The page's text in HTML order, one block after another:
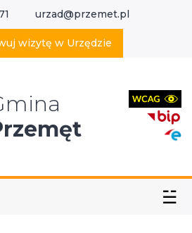
urzad@przemet.pl
wizytę w Urzędzie
☱